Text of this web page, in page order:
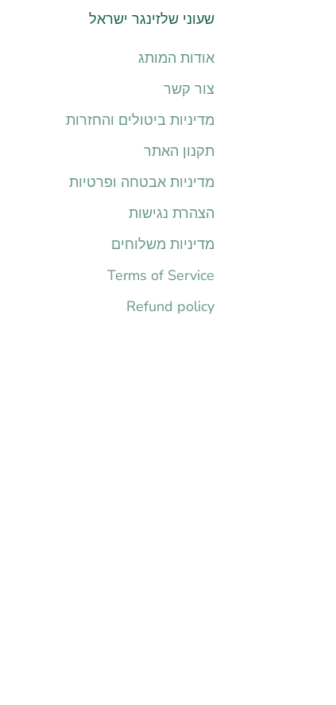
שעוני שלזינגר ישראל
אודות המותג
צור קשר
מדיניות ביטולים והחזרות
תקנון האתר
מדיניות אבטחה ופרטיות
הצהרת נגישות
מדיניות משלוחים
Terms of Service
Refund policy